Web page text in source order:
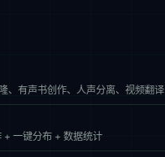
、有声书创作、人声分离、视频翻译
一键分布 + 数据统计